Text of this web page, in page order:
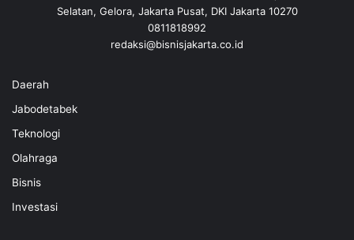
Selatan, Gelora, Jakarta Pusat, DKI Jakarta 10270
0811818992
redaksi@bisnisjakarta.co.id
Daerah
Jabodetabek
Teknologi
Olahraga
Bisnis
Investasi